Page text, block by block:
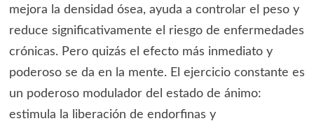
mejora la densidad ósea, ayuda a controlar el peso y
reduce significativamente el riesgo de enfermedades
crónicas. Pero quizás el efecto más inmediato y
poderoso se da en la mente. El ejercicio constante es
un poderoso modulador del estado de ánimo:
estimula la liberación de endorfinas y